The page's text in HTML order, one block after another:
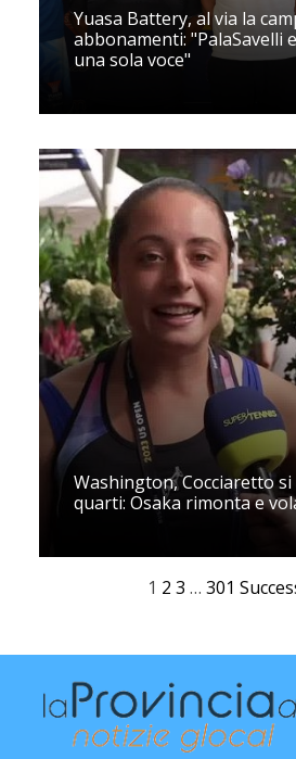
Yuasa Battery, al via la
abbonamenti: "PalaSavelli
una sola voce"
Washington, Cocciaretto
quarti: Osaka rimonta e
1 2 3 … 301